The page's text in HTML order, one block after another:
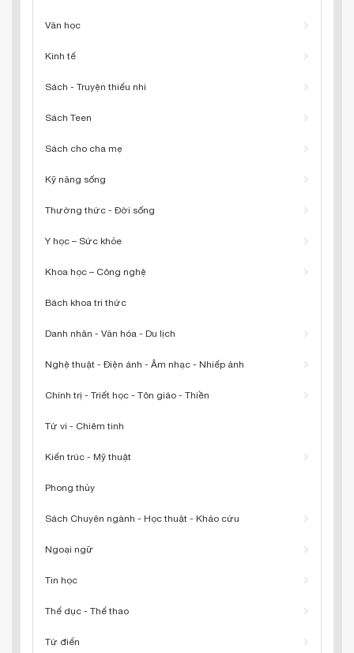
Văn học
Kinh tế
Sách - Truyện thiếu nhi
Sách Teen
Sách cho cha mẹ
Kỹ năng sống
Thường thức - Đời sống
Y học – Sức khỏe
Khoa học – Công nghệ
Bách khoa tri thức
Danh nhân - Văn hóa - Du lịch
Nghệ thuật - Điện ảnh - Âm nhạc - Nhiếp ảnh
Chính trị - Triết học - Tôn giáo - Thiền
Tử vi - Chiêm tinh
Kiến trúc - Mỹ thuật
Phong thủy
Sách Chuyên ngành - Học thuật - Khảo cứu
Ngoại ngữ
Tin học
Thể dục - Thể thao
Từ điển